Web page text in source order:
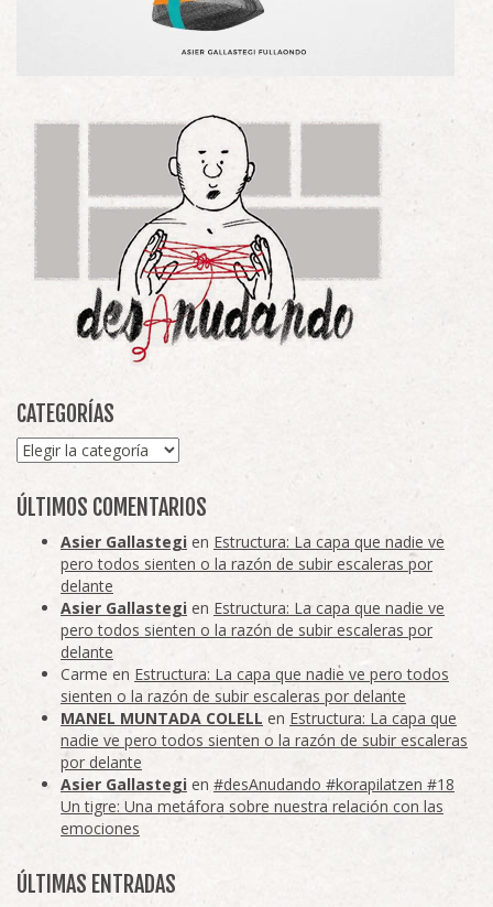
CATEGORÍAS
Categorías
ÚLTIMOS COMENTARIOS
Asier Gallastegi en Estructura: La capa que nadie ve
pero todos sienten o la razón de subir escaleras por
delante
Asier Gallastegi en Estructura: La capa que nadie ve
pero todos sienten o la razón de subir escaleras por
delante
Carme en Estructura: La capa que nadie ve pero todos
sienten o la razón de subir escaleras por delante
MANEL MUNTADA COLELL en Estructura: La capa que
nadie ve pero todos sienten o la razón de subir escaleras
por delante
Asier Gallastegi en #desAnudando #korapilatzen #18
Un tigre: Una metáfora sobre nuestra relación con las
emociones
ÚLTIMAS ENTRADAS